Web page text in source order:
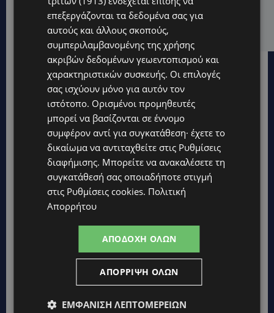
VIBE NEWS
ARLA PROTEIN: Συνεχίζει να καινοτομεί με το Arla
Protein Food to Go.
Ισαάκ και Σολωμού προκάλεσε αντιδράσεις – «Ασέβεια προς
επεξεργάζονται τα δεδομένα σας για
αυτούς και άλλους σκοπούς,
συμπεριλαμβανομένης της χρήσης
ακριβών δεδομένων γεωεντοπισμού και
χαρακτηριστικών συσκευής. Οι επιλογές
σας ισχύουν μόνο για αυτόν τον
ιστότοπο. Ορισμένοι προμηθευτές
μπορεί να βασίζονται σε έννομο
συμφέρον αντί για συγκατάθεση· έχετε το
δικαίωμα να αντιταχθείτε στις Ρυθμίσεις
διαφήμισης. Μπορείτε να ανακαλέσετε τη
συγκατάθεσή σας οποιαδήποτε στιγμή
στις Ρυθμίσεις cookies. Πολιτική
Απορρήτου
ΑΠΟΔΟΧΉ ΌΛΩΝ
ΑΠΌΡΡΙΨΗ ΌΛΩΝ
ΕΜΦΆΝΙΣΗ ΛΕΠΤΟΜΕΡΕΙΏΝ